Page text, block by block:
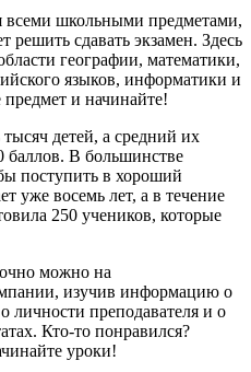
всеми школьными предметами,
сдавать экзамен. Здесь
географии, математики,
языков, информатики и
и начинайте!
детей, а средний их
баллов. В большинстве
поступить в хороший
уже восемь лет, а в течение
250 учеников, которые
можно на
изучив информацию о
личности преподавателя и о
Кто-то понравился?
уроки!